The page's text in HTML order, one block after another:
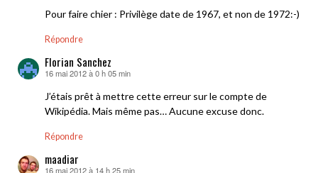
Pour faire chier : Privilège date de 1967, et non de 1972:-)
Répondre
Florian Sanchez
dit :
16 mai 2012 à 0 h 05 min
J’étais prêt à mettre cette erreur sur le compte de
Wikipédia. Mais même pas… Aucune excuse donc.
Répondre
maadiar
16 mai 2012 à 14 h 25 min